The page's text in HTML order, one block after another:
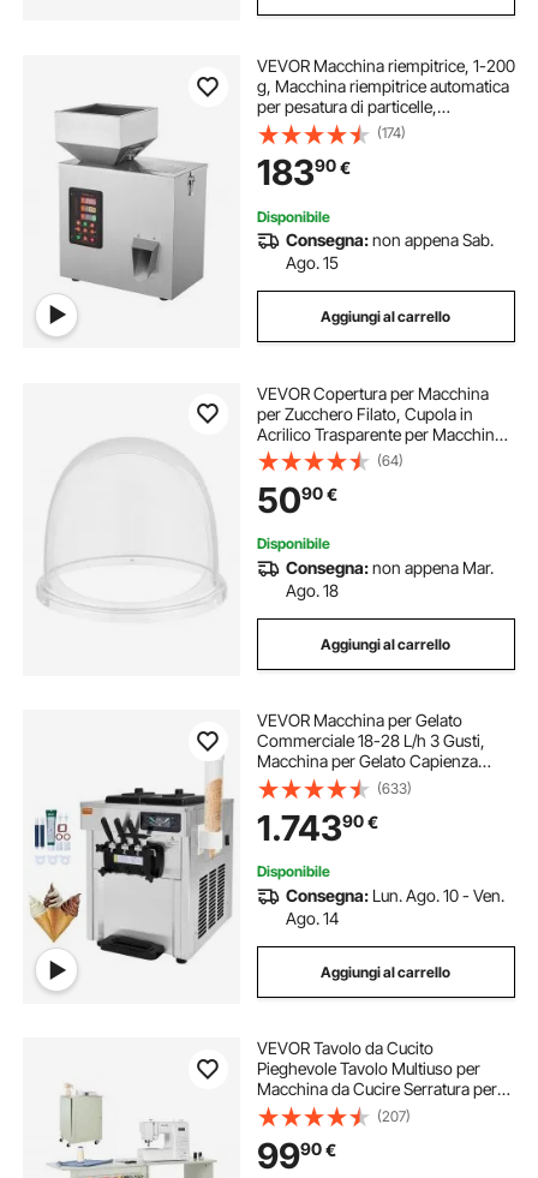
VEVOR Macchina riempitrice, 1-200
g, Macchina riempitrice automatica
per pesatura di particelle,
Riempimento dispenser per semi di
tè, cereali, polvere, farina, fagioli,
scaglie
(174)
18390€
Disponibile
Consegna:non appena Sab.
Ago. 15
Aggiungi al carrello
VEVOR Copertura per Macchina
per Zucchero Filato, Cupola in
Acrilico Trasparente per Macchina
per Zucchero Filato, Adatta a
Ciotole da 381 mm, Design con
Scanalatura Inferiore, per Feste
(64)
5090€
Disponibile
Consegna:non appena Mar.
Ago. 18
Aggiungi al carrello
VEVOR Macchina per Gelato
Commerciale 18-28 L/h 3 Gusti,
Macchina per Gelato Capienza
2x5,5 L Tramoggia, Pannello LCD,
Pulizia Automatica di
Preraffreddamento, per Yogurt
Caffè Snack Bar Ristorante
(633)
1.74390€
Disponibile
Consegna: Lun. Ago. 10 - Ven.
Ago. 14
Aggiungi al carrello
VEVOR Tavolo da Cucito
Pieghevole Tavolo Multiuso per
Macchina da Cucire Serratura per
Porta Postazione Carico18,7 kg per
Lavori Artigianali e Scrivania
Laterale per la Casa, Verde Chiaro
(207)
9990€